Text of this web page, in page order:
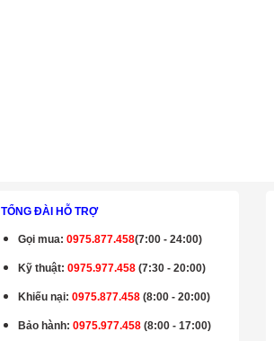
TỔNG ĐÀI HỖ TRỢ
Gọi mua:0975.877.458(7:00 - 24:00)
Kỹ thuật:0975.977.458 (7:30 - 20:00)
Khiếu nại: 0975.877.458 (8:00 - 20:00)
Bảo hành:0975.977.458 (8:00 - 17:00)